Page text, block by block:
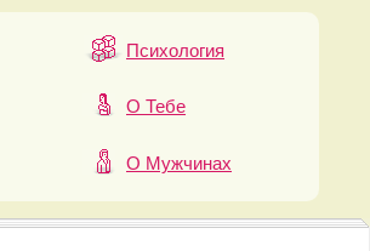
Психология
О Тебе
О Мужчинах